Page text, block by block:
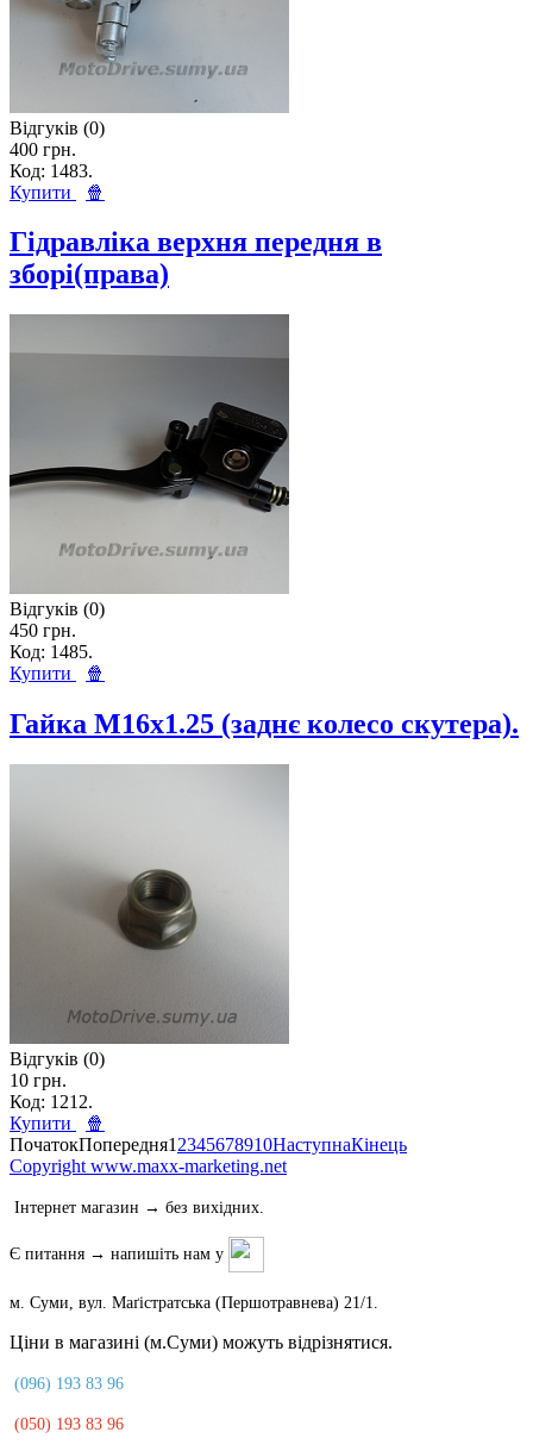
Відгуків (0)
400 грн.
Код: 1483.
Купити
🍿
Гідравліка верхня передня в
зборі(права)
Відгуків (0)
450 грн.
Код: 1485.
Купити
🍿
Гайка M16x1.25 (заднє колесо скутера).
Відгуків (0)
10 грн.
Код: 1212.
Купити
🍿
ПочатокПопередня1 2345678910НаступнаКінець
Copyright www.maxx-marketing.net
Інтернет магазин → без вихідних.
Є питання → напишіть нам у
м. Суми, вул. Маґістратська (Першотравнева) 21/1.
Ціни в магазині (м.Суми) можуть відрізнятися.
(096) 193 83 96
(050) 193 83 96